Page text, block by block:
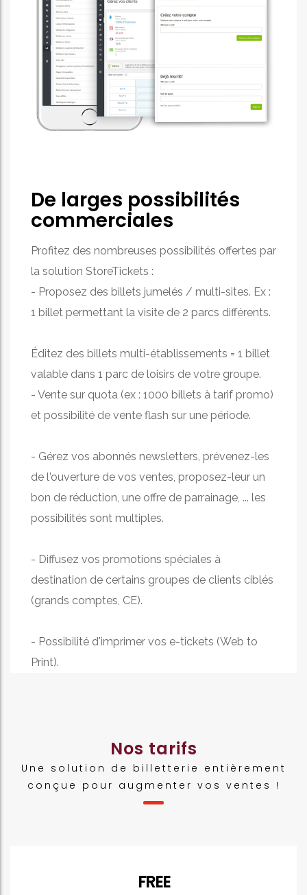
De larges possibilités
commerciales
Profitez des nombreuses possibilités offertes par
la solution StoreTickets :
- Proposez des billets jumelés / multi-sites. Ex :
1 billet permettant la visite de 2 parcs différents.
Éditez des billets multi-établissements = 1 billet
valable dans 1 parc de loisirs de votre groupe.
- Vente sur quota (ex : 1000 billets à tarif promo)
et possibilité de vente flash sur une période.
- Gérez vos abonnés newsletters, prévenez-les
de l'ouverture de vos ventes, proposez-leur un
bon de réduction, une offre de parrainage, ... les
possibilités sont multiples.
- Diffusez vos promotions spéciales à
destination de certains groupes de clients ciblés
(grands comptes, CE).
- Possibilité d'imprimer vos e-tickets (Web to
Print).
Nos tarifs
Une solution de billetterie entièrement
conçue pour augmenter vos ventes !
FREE